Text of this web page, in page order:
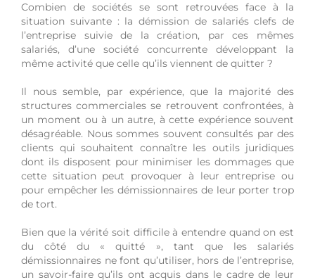
Combien de sociétés se sont retrouvées face à la
situation suivante : la démission de salariés clefs de
l’entreprise suivie de la création, par ces mêmes
salariés, d’une société concurrente développant la
même activité que celle qu’ils viennent de quitter ?
Il nous semble, par expérience, que la majorité des
structures commerciales se retrouvent confrontées, à
un moment ou à un autre, à cette expérience souvent
désagréable. Nous sommes souvent consultés par des
clients qui souhaitent connaître les outils juridiques
dont ils disposent pour minimiser les dommages que
cette situation peut provoquer à leur entreprise ou
pour empêcher les démissionnaires de leur porter trop
de tort.
Bien que la vérité soit difficile à entendre quand on est
du côté du « quitté », tant que les salariés
démissionnaires ne font qu’utiliser, hors de l’entreprise,
un savoir-faire qu’ils ont acquis dans le cadre de leur